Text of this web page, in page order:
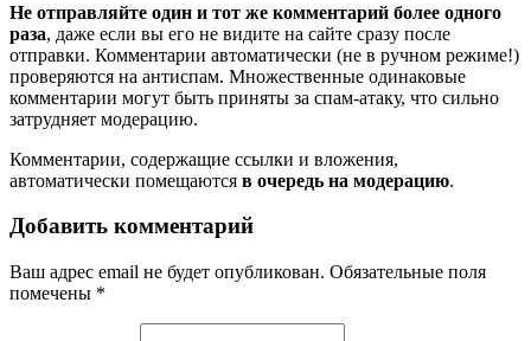
Не отправляйте один и тот же комментарий более одного
раза, даже если вы его не видите на сайте сразу после
отправки. Комментарии автоматически (не в ручном режиме!)
проверяются на антиспам. Множественные одинаковые
комментарии могут быть приняты за спам-атаку, что сильно
затрудняет модерацию.
Комментарии, содержащие ссылки и вложения,
автоматически помещаются в очередь на модерацию.
Добавить комментарий
Ваш адрес email не будет опубликован. Обязательные поля
помечены *